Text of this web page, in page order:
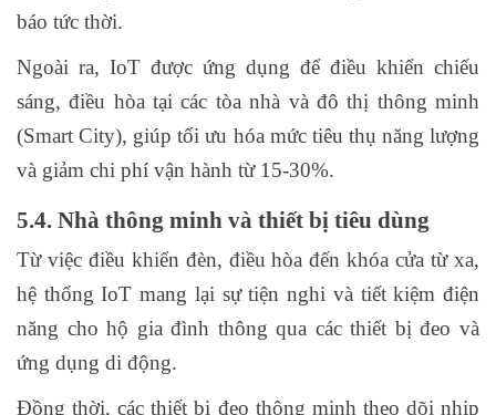
báo tức thời.
Ngoài ra, IoT được ứng dụng để điều khiển chiếu
sáng, điều hòa tại các tòa nhà và đô thị thông minh
(Smart City), giúp tối ưu hóa mức tiêu thụ năng lượng
và giảm chi phí vận hành từ 15-30%.
5.4. Nhà thông minh và thiết bị tiêu dùng
Từ việc điều khiển đèn, điều hòa đến khóa cửa từ xa,
hệ thống IoT mang lại sự tiện nghi và tiết kiệm điện
năng cho hộ gia đình thông qua các thiết bị đeo và
ứng dụng di động.
Đồng thời, các thiết bị đeo thông minh theo dõi nhịp